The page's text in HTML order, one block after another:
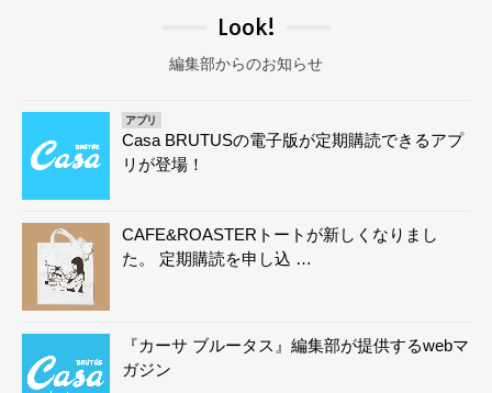
Look!
編集部からのお知らせ
アプリ
Casa BRUTUSの電子版が定期購読できるアプ
リが登場！
CAFE&ROASTERトートが新しくなりまし
た。 定期購読を申し込 …
『カーサ ブルータス』編集部が提供するwebマ
ガジン